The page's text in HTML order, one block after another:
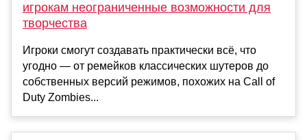
игрокам неограниченные возможности для
творчества
Игроки смогут создавать практически всё, что
угодно — от ремейков классических шутеров до
собственных версий режимов, похожих на Call of
Duty Zombies...